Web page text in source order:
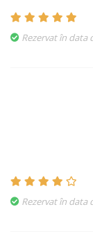
Rezervat în data
Rezervat în data